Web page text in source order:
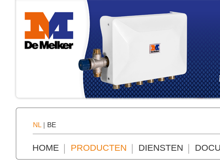
NL | BE
HOME PRODUCTEN DIENSTEN